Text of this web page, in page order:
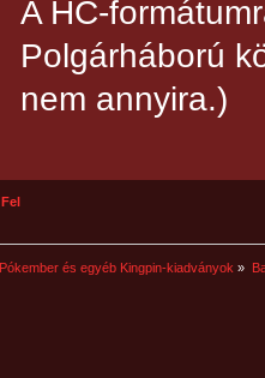
A HC-
Polgárháború
nem annyira.)
Fel
Pókember és egyéb Kingpin-kiadványok »